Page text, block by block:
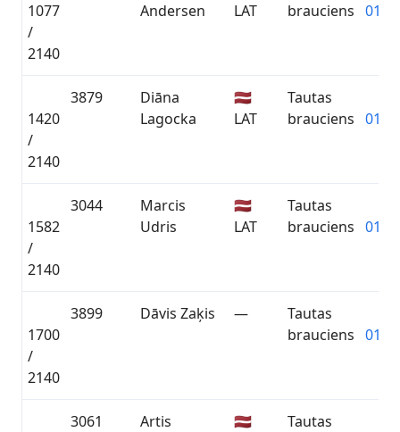
1077
/
2140
Andersen
LAT
brauciens
1420
/
2140
3879
Diāna
Lagocka
🇱🇻
LAT
Tautas
brauciens
1582
/
2140
3044
Marcis
Udris
🇱🇻
LAT
Tautas
brauciens
1700
/
2140
3899 Dāvis Zaķis —
Tautas
brauciens
3061
Artis
🇱🇻
Tautas